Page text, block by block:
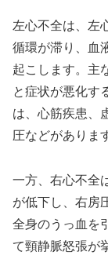
左心不全は、左
循環が滞り、血
起こします。主
と症状が悪化す
は、心筋疾患、
圧などがありま
一方、右心不全
が低下し、右房
全身のうっ血を
て頸静脈怒張が